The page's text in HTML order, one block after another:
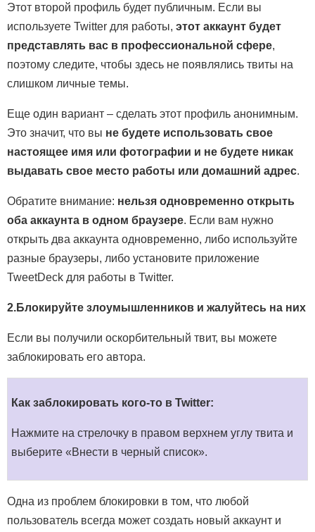
Этот второй профиль будет публичным. Если вы
используете Twitter для работы, этот аккаунт будет
представлять вас в профессиональной сфере,
поэтому следите, чтобы здесь не появлялись твиты на
слишком личные темы.
Еще один вариант – сделать этот профиль анонимным.
Это значит, что вы не будете использовать свое
настоящее имя или фотографии и не будете никак
выдавать свое место работы или домашний адрес.
Обратите внимание: нельзя одновременно открыть
оба аккаунта в одном браузере. Если вам нужно
открыть два аккаунта одновременно, либо используйте
разные браузеры, либо установите приложение
TweetDeck для работы в Twitter.
2.Блокируйте злоумышленников и жалуйтесь на них
Если вы получили оскорбительный твит, вы можете
заблокировать его автора.
Как заблокировать кого-то в Twitter:
Нажмите на стрелочку в правом верхнем углу твита и
выберите «Внести в черный список».
Одна из проблем блокировки в том, что любой
пользователь всегда может создать новый аккаунт и